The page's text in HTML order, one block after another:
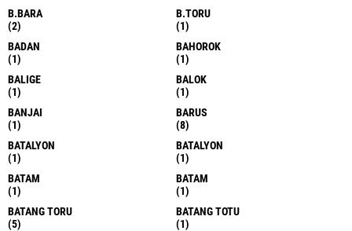
B.BARA
(2)
B.TORU
(1)
BADAN
(1)
BAHOROK
(1)
BALIGE
(1)
BALOK
(1)
BANJAI
(1)
BARUS
(8)
BATALYON
(1)
BATALYON
(1)
BATAM
(1)
BATAM
(1)
BATANG TORU
(5)
BATANG TOTU
(1)